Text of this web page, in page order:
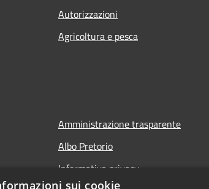
Autorizzazioni
Agricoltura e pesca
Amministrazione trasparente
Albo Pretorio
Informativa privacy
sui cookie